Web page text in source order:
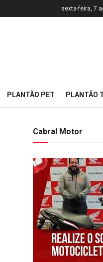
sexta-feira, 7
PLANTÃO PET PLANTÃO
Cabral Motor